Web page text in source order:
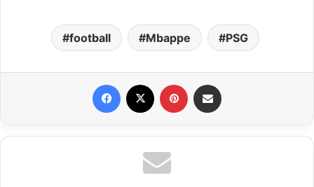
football Mbappe PSG